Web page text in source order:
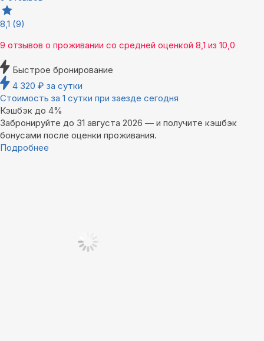
8,1 (9)
9 отзывов о проживании со средней оценкой 8,1 из 10,0
Быстрое бронирование
4 320 ₽ за сутки
Стоимость за 1 сутки при заезде сегодня
Кэшбэк до 4%
Забронируйте до 31 августа 2026 — и получите кэшбэк
бонусами после оценки проживания.
Подробнее